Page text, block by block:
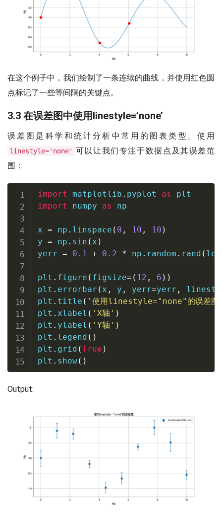
在这个例子中，我们绘制了一条连续的曲线，并使用红色圆
点标记了一些等间隔的关键点。
3.3 在误差图中使用linestyle=’none’
误差图是科学和统计分析中常用的图表类型。使用
linestyle='none' 可以让我们专注于数据点及其误差范
围：
import matplotlib . pyplot as
import numpy as np
x = np . linspace ( 0 , 10 , 10 )
y = np . sin ( x )
yerr = 0.1 + 0.2 * np . random . rand ( len
plt . figure ( figsize= ( 12 , 6 ) )
plt . errorbar ( x , y , yerr=yerr ,
plt . title ( '使用linestyle="none"的误差
plt . xlabel ( 'X轴' )
plt . ylabel ( 'Y轴' )
plt . legend ( )
plt . grid (True )
plt . show( )
Output: